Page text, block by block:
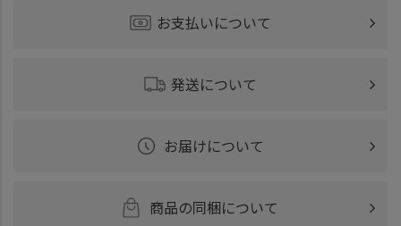
お支払いについて
発送について
お届けについて
商品の同梱について